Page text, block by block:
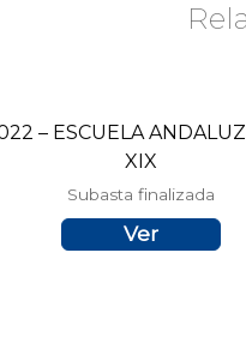
– ESCUELA
XIX
Subasta finalizada
Ver